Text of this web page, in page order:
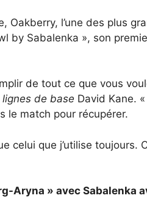
Oakberry, l’une des plus
by Sabalenka », son
de tout ce que vous
lignes de base David Kane.
le match pour récupérer.
celui que j’utilise toujours.
Aryna » avec Sabalenka